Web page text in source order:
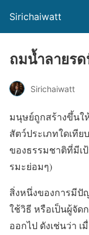
Sirichaiwatt
ถมน้ำลายร
Sirichaiwatt
มนุษย์ถูกสร้างขึ้น
สัตว์ประเภทใดเทีย
ของธรรมชาติที่มีเ
รมะย่อมๆ)
สิ่งหนึ่งของการมี
ใช้วิธี หรือเป็นผู้จัด
ออกไป ดังเช่นว่า